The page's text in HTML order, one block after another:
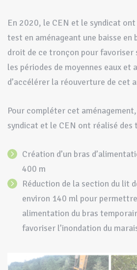
En 2020, le CEN et le syndicat
test en aménageant une baisse en
droit de ce tronçon pour favoriser
les périodes de moyennes eaux et
d’accélérer la réouverture de cet
Pour compléter cet
syndicat et le CEN ont réalisé des
Création d’un bras
400 m
Réduction de la section du lit
environ 140 ml pour
alimentation du bras
favoriser l’inondation du